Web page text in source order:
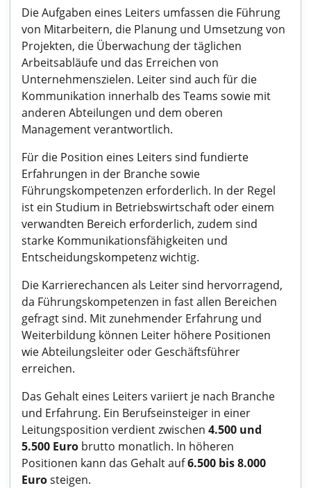
Die Aufgaben eines Leiters umfassen die Führung
von Mitarbeitern, die Planung und Umsetzung von
Projekten, die Überwachung der täglichen
Arbeitsabläufe und das Erreichen von
Unternehmenszielen. Leiter sind auch für die
Kommunikation innerhalb des Teams sowie mit
anderen Abteilungen und dem oberen
Management verantwortlich.
Für die Position eines Leiters sind fundierte
Erfahrungen in der Branche sowie
Führungskompetenzen erforderlich. In der Regel
ist ein Studium in Betriebswirtschaft oder einem
verwandten Bereich erforderlich, zudem sind
starke Kommunikationsfähigkeiten und
Entscheidungskompetenz wichtig.
Die Karrierechancen als Leiter sind hervorragend,
da Führungskompetenzen in fast allen Bereichen
gefragt sind. Mit zunehmender Erfahrung und
Weiterbildung können Leiter höhere Positionen
wie Abteilungsleiter oder Geschäftsführer
erreichen.
Das Gehalt eines Leiters variiert je nach Branche
und Erfahrung. Ein Berufseinsteiger in einer
Leitungsposition verdient zwischen 4.500 und
5.500 Euro brutto monatlich. In höheren
Positionen kann das Gehalt auf6.500 bis 8.000
Eurosteigen.